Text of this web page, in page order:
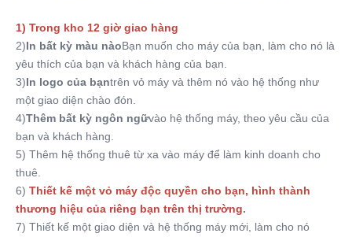
1) Trong kho 12 giờ giao hàng
2)In bất kỳ màu nàoBạn muốn cho máy của bạn, làm cho nó là
yêu thích của bạn và khách hàng của bạn.
3)In logo của bạntrên vỏ máy và thêm nó vào hệ thống như
một giao diện chào đón.
4)Thêm bất kỳ ngôn ngữvào hệ thống máy, theo yêu cầu của
bạn và khách hàng.
5) Thêm hệ thống thuê từ xa vào máy để làm kinh doanh cho
thuê.
6) Thiết kế một vỏ máy độc quyền cho bạn, hình thành
thương hiệu của riêng bạn trên thị trường.
7) Thiết kế một giao diện và hệ thống máy mới, làm cho nó